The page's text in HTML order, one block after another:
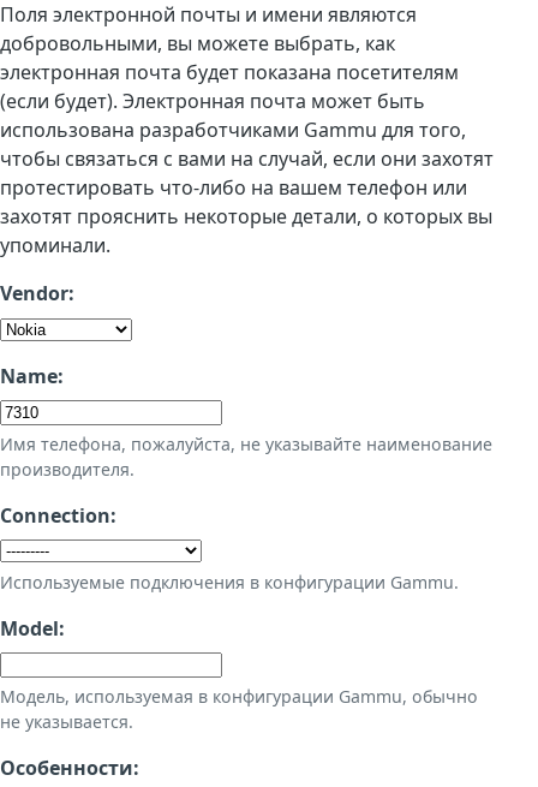
Поля электронной почты и имени являются
добровольными, вы можете выбрать, как
электронная почта будет показана посетителям
(если будет). Электронная почта может быть
использована разработчиками Gammu для того,
чтобы связаться с вами на случай, если они захотят
протестировать что-либо на вашем телефон или
захотят прояснить некоторые детали, о которых вы
упоминали.
Vendor:
Name:
Имя телефона, пожалуйста, не указывайте наименование
производителя.
Connection:
Используемые подключения в конфигурации Gammu.
Model:
Модель, используемая в конфигурации Gammu, обычно
не указывается.
Особенности: